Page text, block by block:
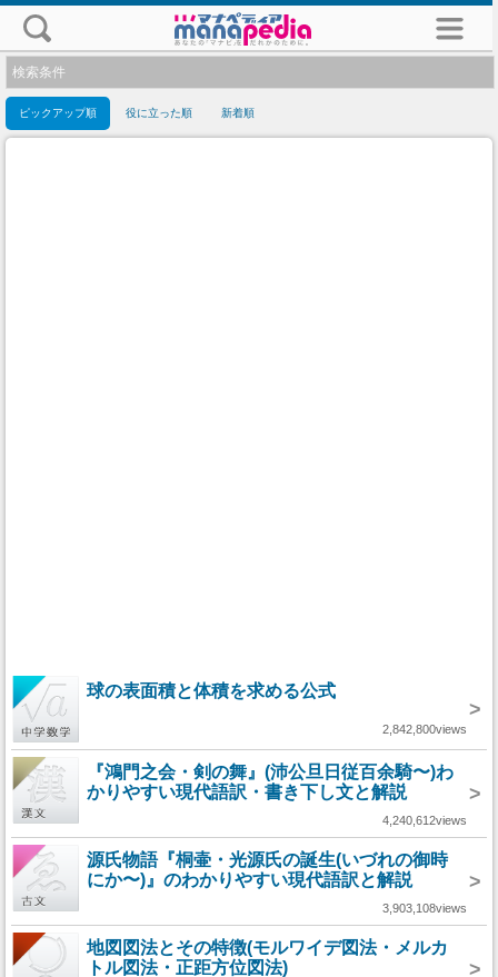
検索条件
ピックアップ順 役に立った順 新着順
球の表面積と体積を求める公式
>
2,842,800views
『鴻門之会・剣の舞』(沛公旦日従百余騎〜)わ
かりやすい現代語訳・書き下し文と解説
>
4,240,612views
源氏物語『桐壷・光源氏の誕生(いづれの御時
にか〜)』のわかりやすい現代語訳と解説
>
3,903,108views
地図図法とその特徴(モルワイデ図法・メルカ
トル図法・正距方位図法)
>